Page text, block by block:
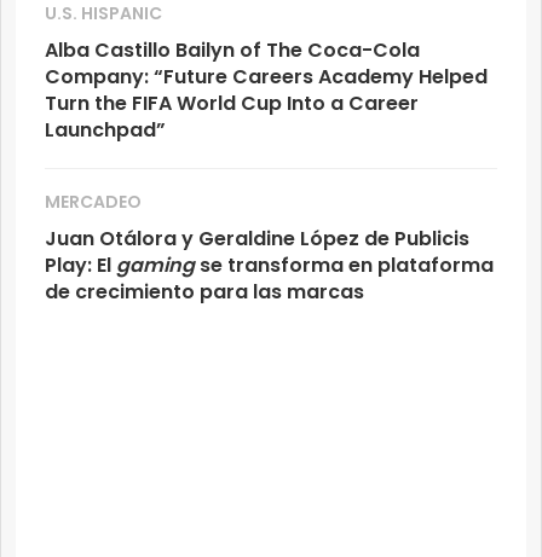
U.S. HISPANIC
Alba Castillo Bailyn of The Coca-Cola
Company: “Future Careers Academy Helped
Turn the FIFA World Cup Into a Career
Launchpad”
MERCADEO
Juan Otálora y Geraldine López de Publicis
Play: El gamingse transforma en plataforma
de crecimiento para las marcas